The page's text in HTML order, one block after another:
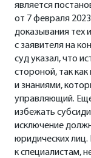
является
от 7 февраля
доказывания тех
с заявителя на
суд указал, что
стороной, так
и знаниями,
управляющий.
избежать
исключение
юридических
к специалистам,